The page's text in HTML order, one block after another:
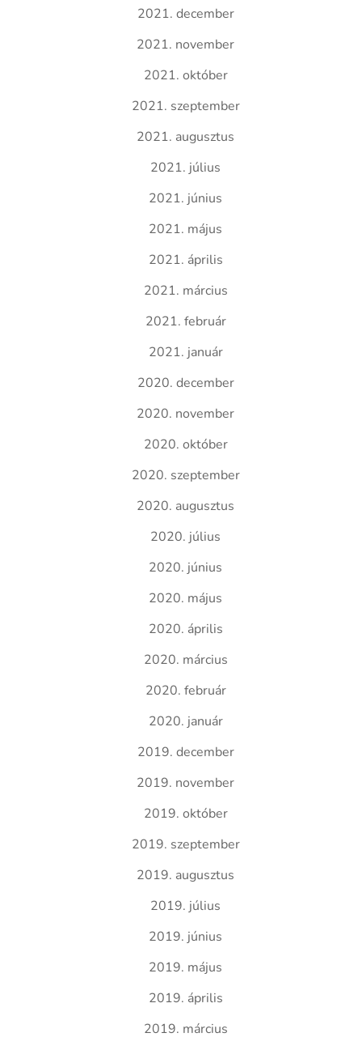
2021. december
2021. november
2021. október
2021. szeptember
2021. augusztus
2021. július
2021. június
2021. május
2021. április
2021. március
2021. február
2021. január
2020. december
2020. november
2020. október
2020. szeptember
2020. augusztus
2020. július
2020. június
2020. május
2020. április
2020. március
2020. február
2020. január
2019. december
2019. november
2019. október
2019. szeptember
2019. augusztus
2019. július
2019. június
2019. május
2019. április
2019. március